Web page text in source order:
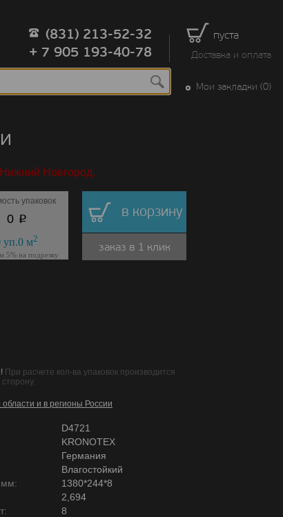
пуста
Доставка и оплата
(831) 213-52-32
+ 7 905 193-40-78
Мои закладки (0)
Новгород.
упаковок
0 p
уп.0м2
5% на подрезку
в корзину
заказ в 1 клик
При расчете кол-ва упаковок производится
и в регионы России
D4721
KRONOTEX
Германия
Влагостойкий
мм:
1380*244*8
2,694
8